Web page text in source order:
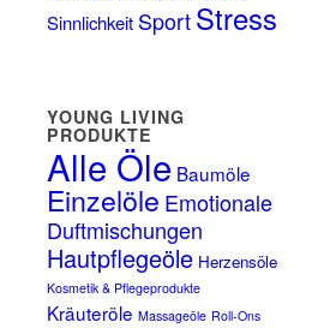
Sinnlichkeit Sport Stress
YOUNG LIVING
PRODUKTE
Alle Öle Baumöle
Einzelöle Emotionale
Duftmischungen
Hautpflegeöle Herzensöle
Kosmetik & Pflegeprodukte
Kräuteröle Massageöle Roll-Ons